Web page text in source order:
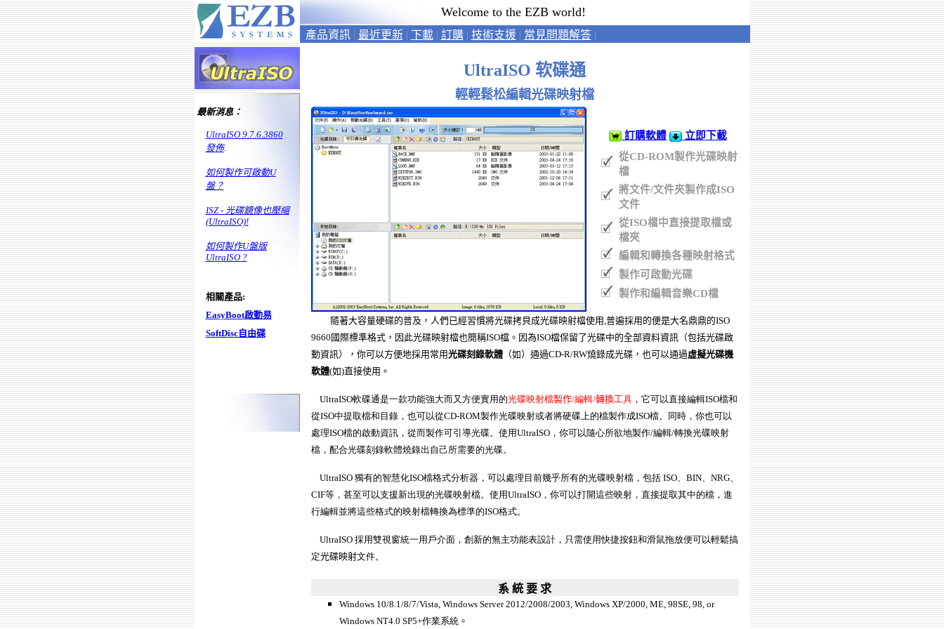
Welcome to the EZB world!
產品資訊 | 最近更新 | 下載 | 訂購 | 技術支援 | 常見問題解答 |
UltraISO 软碟通
輕輕鬆松編輯光碟映射檔
訂購軟體
立即下載
從CD-ROM製作光碟映射
檔
將文件/文件夾製作成ISO
文件
從ISO檔中直接提取檔或
檔夾
編輯和轉換各種映射格式
製作可啟動光碟
製作和編輯音樂CD檔
隨著大容量硬碟的普及，人們已經習慣將光碟拷貝成光碟映射檔使用,普遍採用的便是大名鼎鼎的ISO
9660國際標準格式，因此光碟映射檔也簡稱ISO檔。因為ISO檔保留了光碟中的全部資料資訊（包括光碟啟
動資訊），你可以方便地採用常用光碟刻錄軟體（如）通過CD-R/RW燒錄成光碟，也可以通過虛擬光碟機
軟體(如)直接使用。
UltraISO軟碟通是一款功能強大而又方便實用的光碟映射檔製作/編輯/轉換工具，它可以直接編輯ISO檔和
從ISO中提取檔和目錄，也可以從CD-ROM製作光碟映射或者將硬碟上的檔製作成ISO檔。同時，你也可以
處理ISO檔的啟動資訊，從而製作可引導光碟。使用UltraISO，你可以隨心所欲地製作/編輯/轉換光碟映射
檔，配合光碟刻錄軟體燒錄出自己所需要的光碟。
UltraISO 獨有的智慧化ISO檔格式分析器，可以處理目前幾乎所有的光碟映射檔，包括 ISO、BIN、NRG、
CIF等，甚至可以支援新出現的光碟映射檔。使用UltraISO，你可以打開這些映射，直接提取其中的檔，進
行編輯並將這些格式的映射檔轉換為標準的ISO格式。
UltraISO 採用雙視窗統一用戶介面，創新的無主功能表設計，只需使用快捷按鈕和滑鼠拖放便可以輕鬆搞
定光碟映射文件。
系 統 要 求
Windows 10/8.1/8/7/Vista, Windows Server 2012/2008/2003, Windows XP/2000, ME, 98SE, 98, or
Windows NT4.0 SP5+作業系統。
最新消息：
UltraISO 9.7.6.3860
發佈.
如何製作可啟動U
盤？
ISZ - 光碟鏡像也壓縮
(UltraISO)!
如何製作U盤版
UltraISO ?
相關產品:
EasyBoot啟動易
SoftDisc自由碟